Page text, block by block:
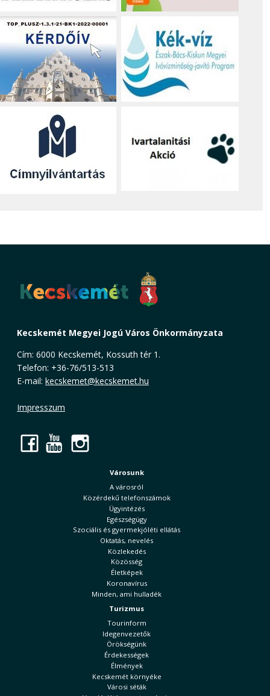
Kecskemét Megyei Jogú Város Önkormányzata
Cím: 6000 Kecskemét, Kossuth tér 1.
Telefon: +36-76/513-513
E-mail: kecskemet@kecskemet.hu
Impresszum
Facebook
YouTube
Városunk
A városról
Közérdekű telefonszámok
Ügyintézés
Egészségügy
Szociális és gyermekjóléti ellátás
Oktatás, nevelés
Közlekedés
Közösség
Életképek
Koronavírus
Minden, ami hulladék
Turizmus
Tourinform
Idegenvezetők
Örökségünk
Érdekességek
Élmények
Kecskemét környéke
Városi séták